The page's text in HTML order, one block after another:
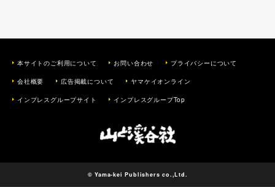
本サイトのご利用について お問い合わせ プライバシーについて
会社概要 広告掲載について ヤマケイオンライン
インプレスグループサイト インプレスグループTop
© Yama-kei Publishers co.,Ltd.